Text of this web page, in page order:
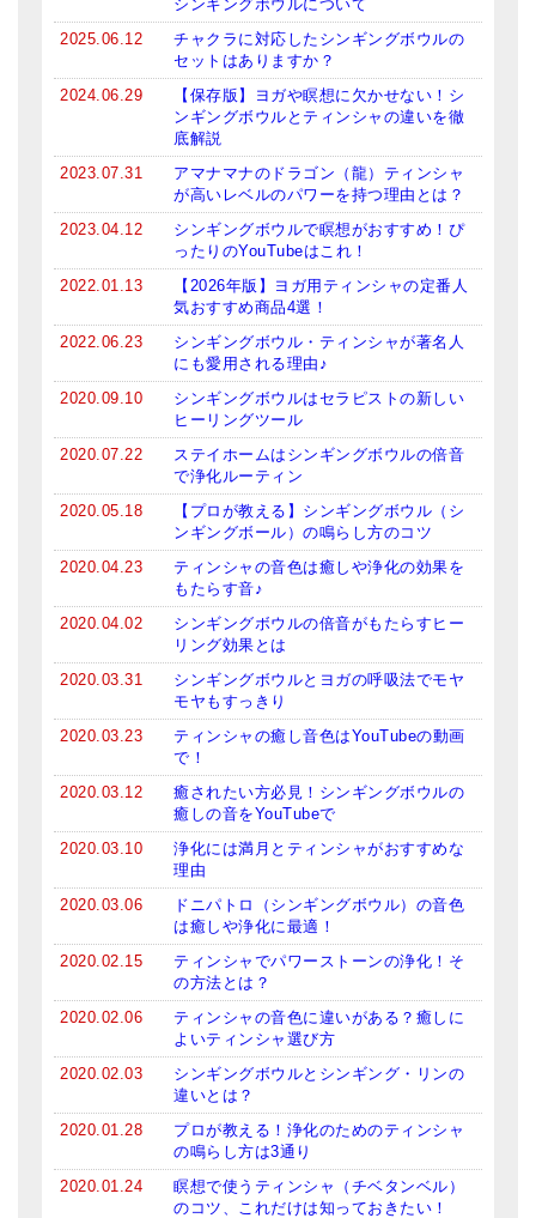
シンギングボウルについて
2025.06.12
チャクラに対応したシンギングボウルの
セットはありますか？
2024.06.29
【保存版】ヨガや瞑想に欠かせない！シ
ンギングボウルとティンシャの違いを徹
底解説
2023.07.31
アマナマナのドラゴン（龍）ティンシャ
が高いレベルのパワーを持つ理由とは？
2023.04.12
シンギングボウルで瞑想がおすすめ！ぴ
ったりのYouTubeはこれ！
2022.01.13
【2026年版】ヨガ用ティンシャの定番人
気おすすめ商品4選！
2022.06.23
シンギングボウル・ティンシャが著名人
にも愛用される理由♪
2020.09.10
シンギングボウルはセラピストの新しい
ヒーリングツール
2020.07.22
ステイホームはシンギングボウルの倍音
で浄化ルーティン
2020.05.18
【プロが教える】シンギングボウル（シ
ンギングボール）の鳴らし方のコツ
2020.04.23
ティンシャの音色は癒しや浄化の効果を
もたらす音♪
2020.04.02
シンギングボウルの倍音がもたらすヒー
リング効果とは
2020.03.31
シンギングボウルとヨガの呼吸法でモヤ
モヤもすっきり
2020.03.23
ティンシャの癒し音色はYouTubeの動画
で！
2020.03.12
癒されたい方必見！シンギングボウルの
癒しの音をYouTubeで
2020.03.10
浄化には満月とティンシャがおすすめな
理由
2020.03.06
ドニパトロ（シンギングボウル）の音色
は癒しや浄化に最適！
2020.02.15
ティンシャでパワーストーンの浄化！そ
の方法とは？
2020.02.06
ティンシャの音色に違いがある？癒しに
よいティンシャ選び方
2020.02.03
シンギングボウルとシンギング・リンの
違いとは？
2020.01.28
プロが教える！浄化のためのティンシャ
の鳴らし方は3通り
2020.01.24
瞑想で使うティンシャ（チベタンベル）
のコツ、これだけは知っておきたい！